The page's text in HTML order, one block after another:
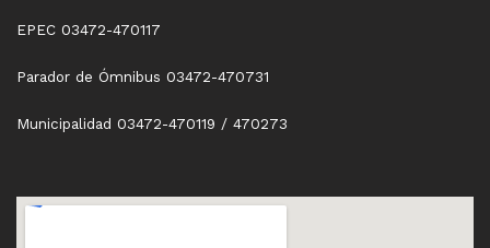
EPEC 03472-470117
Parador de Ómnibus 03472-470731
Municipalidad 03472-470119 / 470273